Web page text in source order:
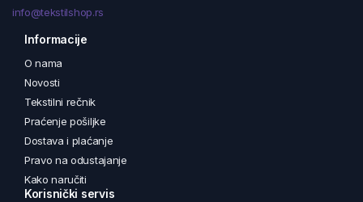
info@tekstilshop.rs
Informacije
O nama
Novosti
Tekstilni rečnik
Praćenje pošiljke
Dostava i plaćanje
Pravo na odustajanje
Kako naručiti
Korisnički servis